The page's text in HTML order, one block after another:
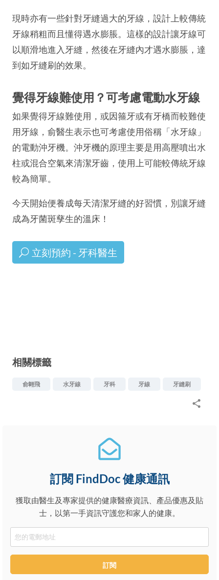
現時亦有一些針對牙縫過大的牙線，設計上較傳統
牙線稍粗而且懂得遇水膨脹。這樣的設計讓牙線可
以順滑地進入牙縫，然後在牙縫內才遇水膨脹，達
到如牙縫刷的效果。
覺得牙線難使用？可考慮電動水牙線
如果覺得牙線難使用，或因箍牙或有牙橋而較難使
用牙線，俞醫生表示也可考慮使用俗稱「水牙線」
的電動沖牙機。沖牙機的原理主要是用高壓噴出水
柱或混合空氣來清潔牙齒，使用上可能較傳統牙線
較為簡單。
今天開始便養成每天清潔牙縫的好習慣，別讓牙縫
成為牙菌斑孳生的溫床！
立刻預約 - 牙科醫生
相關標籤
俞翺飛 水牙線 牙科 牙線 牙縫刷
訂閱 FindDoc 健康通訊
獲取由醫生及專家提供的健康醫療資訊、產品優惠及貼
士，以第一手資訊守護您和家人的健康。
Email
訂閱